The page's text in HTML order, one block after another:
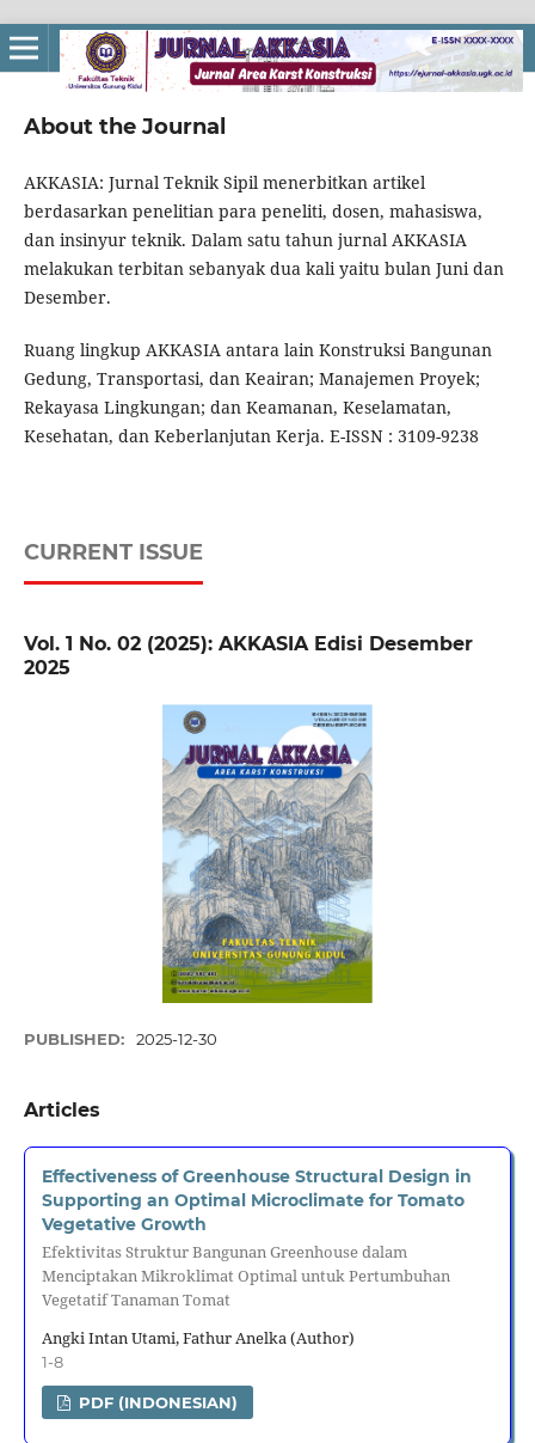
About the Journal
AKKASIA: Jurnal Teknik Sipil menerbitkan artikel
berdasarkan penelitian para peneliti, dosen, mahasiswa,
dan insinyur teknik. Dalam satu tahun jurnal AKKASIA
melakukan terbitan sebanyak dua kali yaitu bulan Juni dan
Desember.
Ruang lingkup AKKASIA antara lain Konstruksi Bangunan
Gedung, Transportasi, dan Keairan; Manajemen Proyek;
Rekayasa Lingkungan; dan Keamanan, Keselamatan,
Kesehatan, dan Keberlanjutan Kerja. E-ISSN : 3109-9238
CURRENT ISSUE
Vol. 1 No. 02 (2025): AKKASIA Edisi Desember
2025
PUBLISHED: 2025-12-30
Articles
Effectiveness of Greenhouse Structural Design in
Supporting an Optimal Microclimate for Tomato
Vegetative Growth
Efektivitas Struktur Bangunan Greenhouse dalam
Menciptakan Mikroklimat Optimal untuk Pertumbuhan
Vegetatif Tanaman Tomat
Angki Intan Utami, Fathur Anelka (Author)
1-8
PDF (INDONESIAN)